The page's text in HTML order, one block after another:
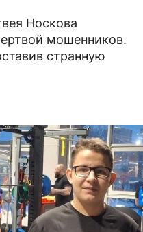
Носкова
мошенников.
странную